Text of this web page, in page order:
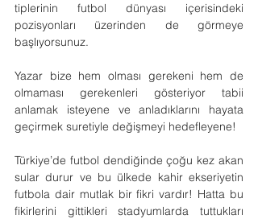
tiplerinin futbol dünyası içerisindeki
pozisyonları üzerinden de görmeye
başlıyorsunuz.
Yazar bize hem olması gerekeni hem de
olmaması gerekenleri gösteriyor tabii
anlamak isteyene ve anladıklarını hayata
geçirmek suretiyle değişmeyi hedefleyene!
Türkiye’de futbol dendiğinde çoğu kez akan
sular durur ve bu ülkede kahir ekseriyetin
futbola dair mutlak bir fikri vardır! Hatta bu
fikirlerini gittikleri stadyumlarda tuttukları